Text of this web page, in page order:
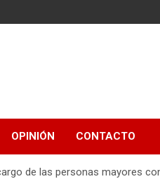
OPINIÓN CONTACTO
de las personas mayores